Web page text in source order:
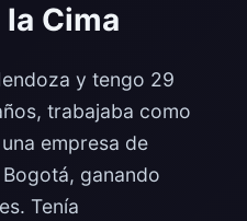
Cima
y tengo 29
trabajaba como
empresa de
ganando
Tenía